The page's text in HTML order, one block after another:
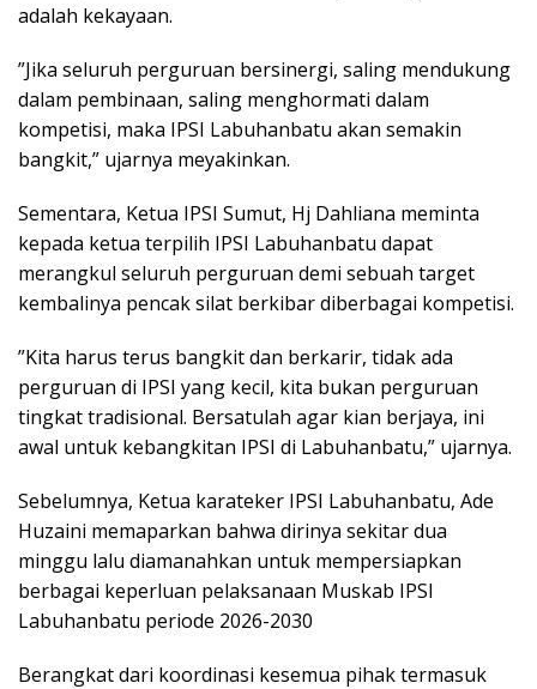
adalah kekayaan.
‎”Jika seluruh perguruan bersinergi, saling mendukung
dalam pembinaan, saling menghormati dalam
kompetisi, maka IPSI Labuhanbatu akan semakin
bangkit,” ujarnya meyakinkan.
‎Sementara, Ketua IPSI Sumut, Hj Dahliana meminta
kepada ketua terpilih IPSI Labuhanbatu dapat
merangkul seluruh perguruan demi sebuah target
kembalinya pencak silat berkibar diberbagai kompetisi.
‎”Kita harus terus bangkit dan berkarir, tidak ada
perguruan di IPSI yang kecil, kita bukan perguruan
tingkat tradisional. Bersatulah agar kian berjaya, ini
awal untuk kebangkitan IPSI di Labuhanbatu,” ujarnya.
‎Sebelumnya, Ketua karateker IPSI Labuhanbatu, Ade
Huzaini memaparkan bahwa dirinya sekitar dua
minggu lalu diamanahkan untuk mempersiapkan
berbagai keperluan pelaksanaan Muskab IPSI
Labuhanbatu periode 2026-2030
‎Berangkat dari koordinasi kesemua pihak termasuk